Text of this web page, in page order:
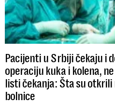
Pacijenti u Srbiji čekaju i
operaciju kuka i kolena,
listi čekanja: Šta su
bolnice